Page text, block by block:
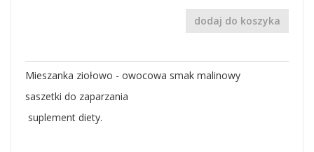
dodaj do koszyka
Mieszanka ziołowo - owocowa smak malinowy
saszetki do zaparzania
suplement diety.